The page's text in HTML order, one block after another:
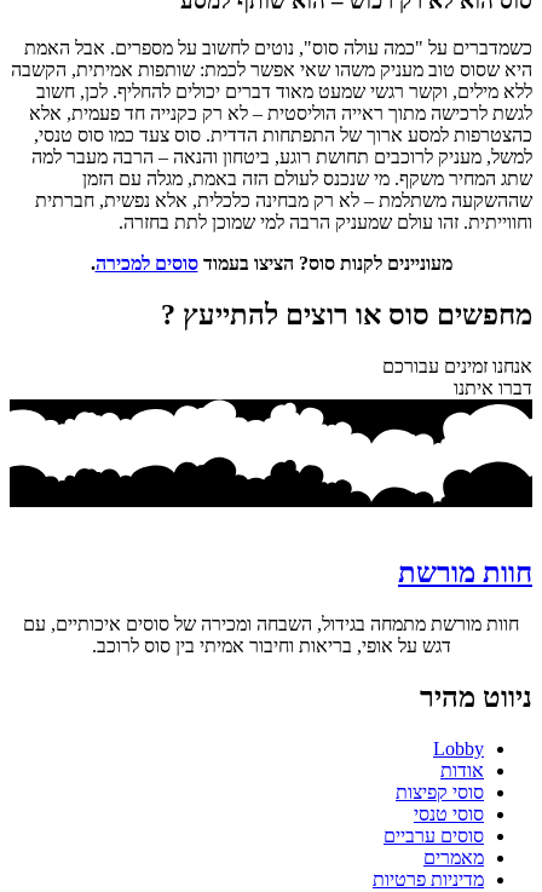
כשמדברים על "כמה עולה סוס", נוטים לחשוב על מספרים. אבל האמת
היא שסוס טוב מעניק משהו שאי אפשר לכמת: שותפות אמיתית, הקשבה
ללא מילים, וקשר רגשי שמעט מאוד דברים יכולים להחליף. לכן, חשוב
לגשת לרכישה מתוך ראייה הוליסטית – לא רק כקנייה חד פעמית, אלא
כהצטרפות למסע ארוך של התפתחות הדדית. סוס צעד כמו סוס טנסי,
למשל, מעניק לרוכבים תחושת רוגע, ביטחון והנאה – הרבה מעבר למה
שתג המחיר משקף. מי שנכנס לעולם הזה באמת, מגלה עם הזמן
שההשקעה משתלמת – לא רק מבחינה כלכלית, אלא נפשית, חברתית
וחווייתית. זהו עולם שמעניק הרבה למי שמוכן לתת בחזרה.
מעוניינים לקנות סוס? הציצו בעמודסוסים למכירה.
מחפשים סוס או רוצים להתייעץ ?
אנחנו זמינים עבורכם
דברו איתנו
חוות מורשת
חוות מורשת מתמחה בגידול, השבחה ומכירה של סוסים איכותיים, עם
דגש על אופי, בריאות וחיבור אמיתי בין סוס לרוכב.
ניווט מהיר
Lobby
אודות
סוסי קפיצות
סוסי טנסי
סוסים ערביים
מאמרים
מדיניות פרטיות